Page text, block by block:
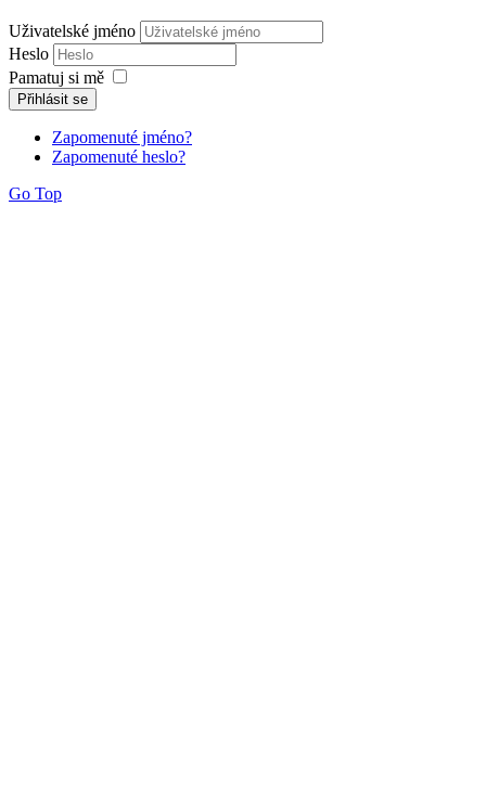
Uživatelské jméno
Heslo
Pamatuj si mě
Přihlásit se
Zapomenuté jméno?
Zapomenuté heslo?
Go Top